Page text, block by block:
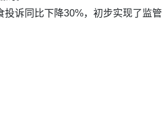
诉同比下降30%，初步实现了监